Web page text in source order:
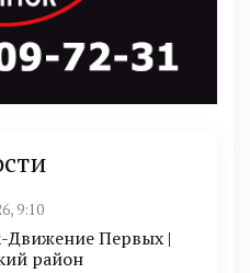
9:10
Движение Первых |
район